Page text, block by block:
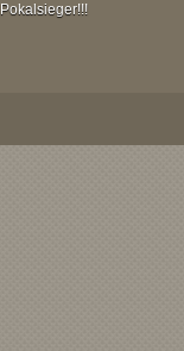
Pokalsieger!!!